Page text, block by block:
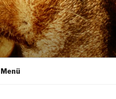
Menü